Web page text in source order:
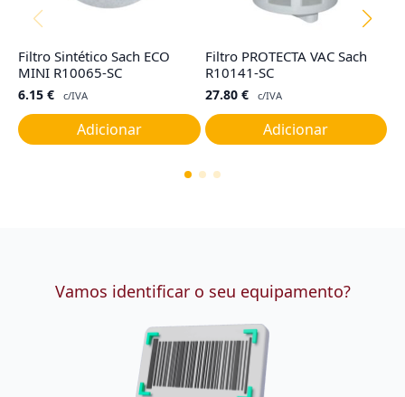
Filtro Sintético Sach ECO
MINI R10065-SC
6.15 € c/IVA
Adicionar
Filtro PROTECTA VAC Sach
R10141-SC
27.80 € c/IVA
Adicionar
Vamos identificar o seu equipamento?